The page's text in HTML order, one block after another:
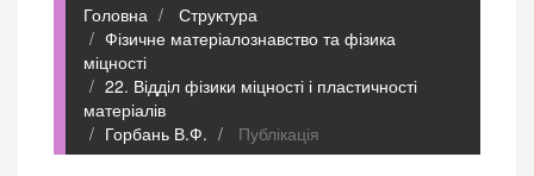
Головна
Структура
Фізичне матеріалознавство та фізика
міцності
22. Відділ фізики міцності і пластичності
матеріалів
Горбань В.Ф.
Публікація